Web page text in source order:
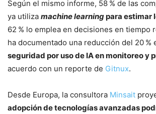
Según el mismo informe, 58 % de las
ya utiliza machine learningpara estimar
62 % lo emplea en decisiones en tiempo
ha documentado una reducción del 20 %
seguridad por uso de IA en monitoreo y
acuerdo con un reporte de Gitnux.
Desde Europa, la consultora Minsait
adopción de tecnologías avanzadas